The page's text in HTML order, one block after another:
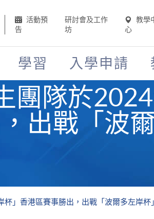
活動預
告
研討會及工作
坊
教學
心
學習 入學申請
團隊於
出戰「波
杯」香港區賽事勝出，出戰「波爾多左岸杯